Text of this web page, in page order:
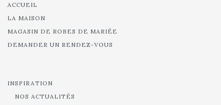
ACCUEIL
LA MAISON
MAGASIN DE ROBES DE MARIÉE
DEMANDER UN RENDEZ-VOUS
INSPIRATION
NOS ACTUALITÉS